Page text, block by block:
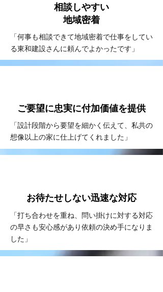
相談しやすい
​地域密着
「何事も相談できて地域密着で仕事をしてい
る東和建設さんに頼んでよかったです」
ご要望に忠実に付加価値を提供
「設計段階から要望を細かく伝えて、私共の
想像以上の家に仕上げてくれました」
お待たせしない​迅速な対応
「打ち合わせを重ね、問い掛けに対する対応
の早さも安心感があり依頼の決め手になりま
した」